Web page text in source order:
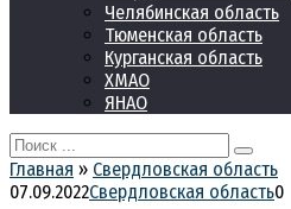
Челябинская область
Тюменская область
Курганская область
ХМАО
ЯНАО
Search
for:
Главная » Свердловская область
07.09.2022Свердловская область0